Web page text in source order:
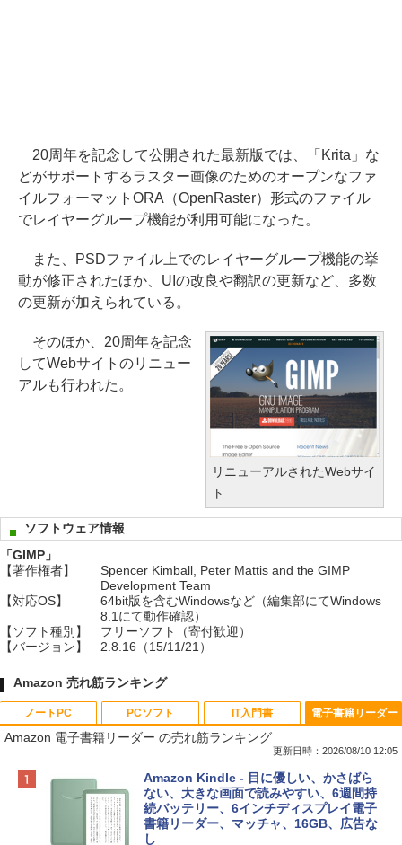
20周年を記念して公開された最新版では、「Krita」な
どがサポートするラスター画像のためのオープンなファ
イルフォーマットORA（OpenRaster）形式のファイル
でレイヤーグループ機能が利用可能になった。
また、PSDファイル上でのレイヤーグループ機能の挙
動が修正されたほか、UIの改良や翻訳の更新など、多数
の更新が加えられている。
リニューアルされたWebサイ
ト
そのほか、20周年を記念
してWebサイトのリニュー
アルも行われた。
ソフトウェア情報
「GIMP」
【著作権者】
Spencer Kimball, Peter Mattis and the GIMP
Development Team
【対応OS】
64bit版を含むWindowsなど（編集部にてWindows
8.1にて動作確認）
【ソフト種別】
フリーソフト（寄付歓迎）
【バージョン】
2.8.16（15/11/21）
Amazon 売れ筋ランキング
ノートPC
Apple 2026 MacBook Neo A18 Proチッ
プ搭載13インチノートブック：AIとAppl
e Intelligenceのために設計、Liquid Ret
inaディスプレイ、8GBユニファイドメモ
リ、256GB SSDストレージ、1080p Fac
PCソフト
Robloxギフトカード - 800 Robux 【限
定バーチャルアイテムを含む】 【オンラ
インゲームコード】 ロブロックス | オン
ラインコード版
IT入門書
生成AIパスポート公式テキスト 第４版
￥1,766
電子書籍リーダー
Amazon 電子書籍リーダー の売れ筋ランキング
更新日時：2026/08/10 12:05
Amazon Kindle - 目に優しい、かさばら
ない、大きな画面で読みやすい、6週間持
続バッテリー、6インチディスプレイ電子
書籍リーダー、マッチャ、16GB、広告な
し